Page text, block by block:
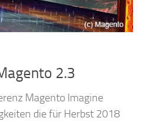
2.3
Magento Imagine
die für Herbst 2018